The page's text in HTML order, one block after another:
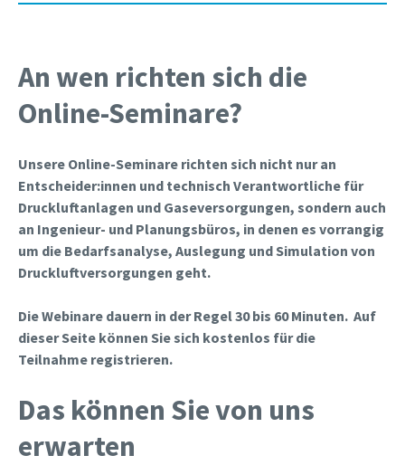
An wen richten sich die
Online-Seminare?
Unsere Online-Seminare richten sich nicht nur an
Entscheider:innen und technisch Verantwortliche für
Druckluftanlagen und Gaseversorgungen, sondern auch
an Ingenieur- und Planungsbüros, in denen es vorrangig
um die Bedarfsanalyse, Auslegung und Simulation von
Druckluftversorgungen geht.
Die Webinare dauern in der Regel 30 bis 60 Minuten. Auf
dieser Seite können Sie sich kostenlos für die
Teilnahme registrieren.
Das können Sie von uns
erwarten